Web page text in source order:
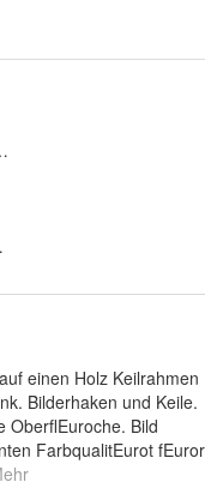
einen Holz Keilrahmen
Bilderhaken und Keile.
OberflEuroche. Bild
FarbqualitEurot fEuror